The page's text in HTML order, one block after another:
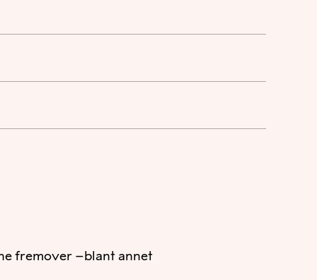
fremover –blant annet